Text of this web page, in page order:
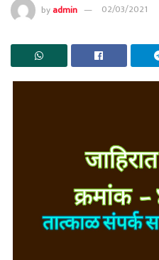
byadmin 02/03/2021